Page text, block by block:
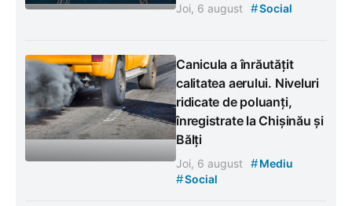
Joi, 6 august #Social
Canicula a înrăutățit
calitatea aerului. Niveluri
ridicate de poluanți,
înregistrate la Chișinău și
Bălți
Joi, 6 august #Mediu
#Social